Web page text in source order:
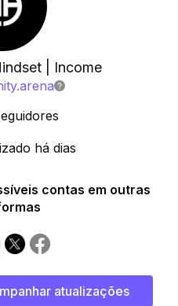
| Income
há dias
contas em outras
atualizações